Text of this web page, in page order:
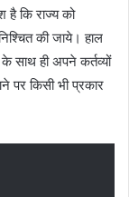
है कि राज्य को
की जाये। हाल
साथ ही अपने कर्तव्यों
पर किसी भी प्रकार